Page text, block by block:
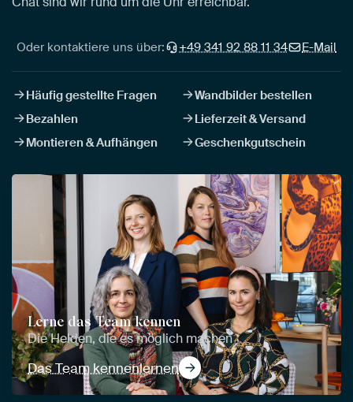
Oder kontaktiere uns über: +49 341 92 88 11 34 E-Mail
Häufig gestellte Fragen
Wandbilder bestellen
Bezahlen
Lieferzeit & Versand
Montieren & Aufhängen
Geschenkgutschein
Lerne das Team kennen
Die Helden, die es möglich machen
Das Team kennenlernen